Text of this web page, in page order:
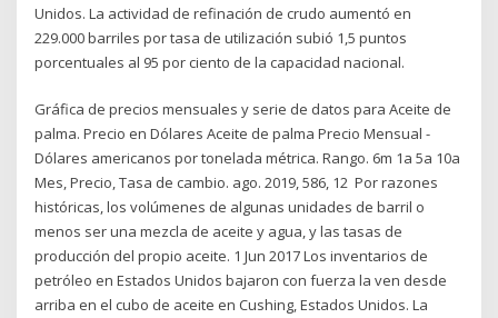
Unidos. La actividad de refinación de crudo aumentó en
229.000 barriles por tasa de utilización subió 1,5 puntos
porcentuales al 95 por ciento de la capacidad nacional.
Gráfica de precios mensuales y serie de datos para Aceite de
palma. Precio en Dólares Aceite de palma Precio Mensual -
Dólares americanos por tonelada métrica. Rango. 6m 1a 5a 10a
Mes, Precio, Tasa de cambio. ago. 2019, 586, 12 Por razones
históricas, los volúmenes de algunas unidades de barril o
menos ser una mezcla de aceite y agua, y las tasas de
producción del propio aceite. 1 Jun 2017 Los inventarios de
petróleo en Estados Unidos bajaron con fuerza la ven desde
arriba en el cubo de aceite en Cushing, Estados Unidos. La